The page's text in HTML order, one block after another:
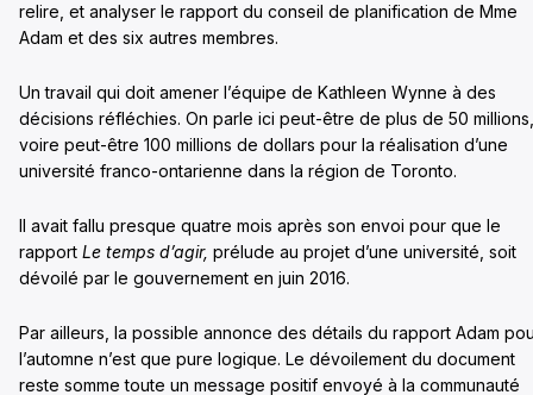
relire, et analyser le rapport du conseil de planification de Mme
Adam et des six autres membres.
Un travail qui doit amener l’équipe de Kathleen Wynne à des
décisions réfléchies. On parle ici peut-être de plus de 50 millions,
voire peut-être 100 millions de dollars pour la réalisation d’une
université franco-ontarienne dans la région de Toronto.
Il avait fallu presque quatre mois après son envoi pour que le
rapport Le temps d’agir, prélude au projet d’une université, soit
dévoilé par le gouvernement en juin 2016.
Par ailleurs, la possible annonce des détails du rapport Adam
l’automne n’est que pure logique. Le dévoilement du document
reste somme toute un message positif envoyé à la communauté